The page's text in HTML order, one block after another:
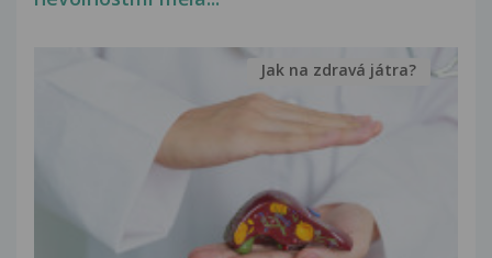
Jak na zdravá játra?